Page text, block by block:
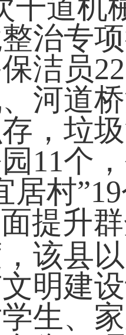
干道机
治专
洁员
河道
，垃
11个
居村
提升
该县
明建
生、